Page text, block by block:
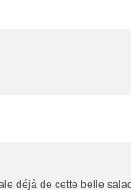
déjà de cette belle